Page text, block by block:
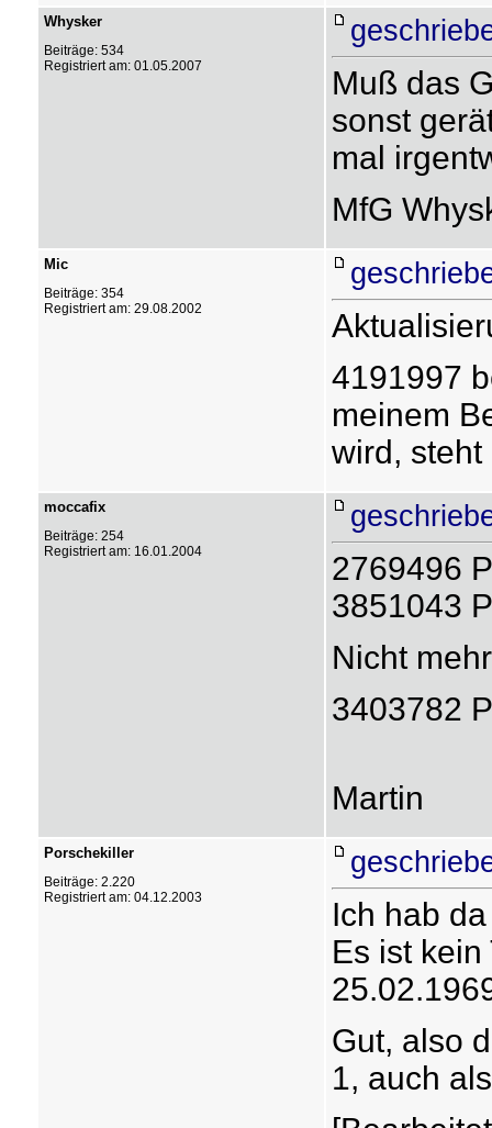
Whysker
Beiträge: 534
Registriert am: 01.05.2007
Muß das
sonst
mal
MfG
Mic
Beiträge: 354
Registriert am: 29.08.2002
4191997
meinem
wird,
moccafix
Beiträge: 254
Registriert am: 16.01.2004
2769496
3851043
Nicht
3403782
Martin
Porschekiller
Beiträge: 2.220
Registriert am: 04.12.2003
Ich hab
Es ist
Gut, also
1, auch